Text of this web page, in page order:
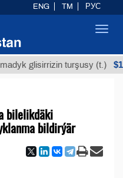
turşusy (t.) $12935,18
bilelikdäki
bildirýär
ENG TM РУС